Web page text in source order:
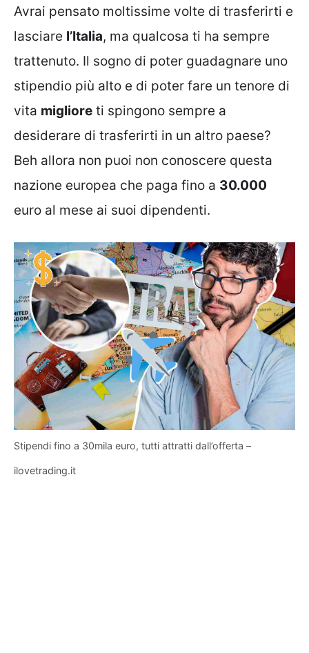
Avrai pensato moltissime volte di trasferirti e
lasciare l’Italia, ma qualcosa ti ha sempre
trattenuto. Il sogno di poter guadagnare uno
stipendio più alto e di poter fare un tenore di
vita migliore ti spingono sempre a
desiderare di trasferirti in un altro paese?
Beh allora non puoi non conoscere questa
nazione europea che paga fino a 30.000
euro al mese ai suoi dipendenti.
Stipendi fino a 30mila euro, tutti attratti dall’offerta –
ilovetrading.it